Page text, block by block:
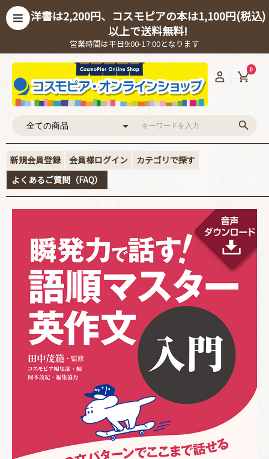
洋書は2,200円、コスモピアの本は1,100円(税込)
以上で送料無料!
営業時間は平日9:00-17:00となります
0
新規会員登録 会員様ログイン
カテゴリで探す
よくあるご質問（FAQ）